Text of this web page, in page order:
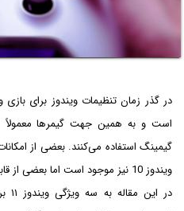
در گذر زمان تنظیمات ویندوز برای
است و به همین جهت گیمرها معمولاً
ویندوز 10 نیز موجود است اما بعضی از قابلیت‌ها مختص ویندوز 11 است.